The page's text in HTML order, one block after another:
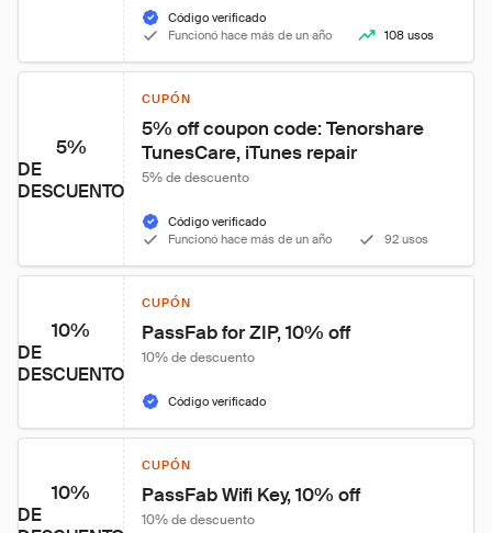
Código verificado
Funcionó hace más de un año
108 usos
5%
DE
DESCUENTO
CUPÓN
5% off coupon code: Tenorshare
TunesCare, iTunes repair
5% de descuento
Código verificado
Funcionó hace más de un año
92 usos
10%
DE
DESCUENTO
CUPÓN
PassFab for ZIP, 10% off
10% de descuento
Código verificado
10%
DE
CUPÓN
PassFab Wifi Key, 10% off
10% de descuento